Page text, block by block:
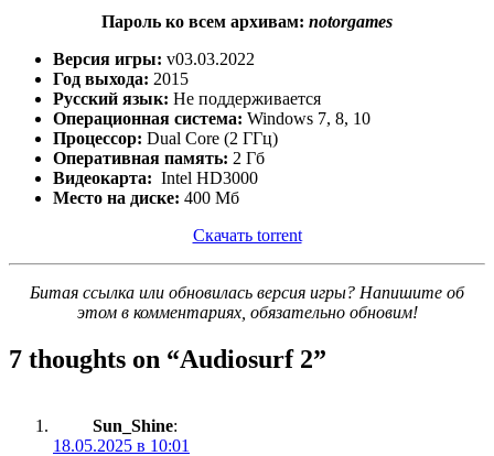
Пароль ко всем архивам: notorgames
Версия игры: v03.03.2022
Год выхода: 2015
Русский язык: Не поддерживается
Операционная система: Windows 7, 8, 10
Процессор: Dual Core (2 ГГц)
Оперативная память: 2 Гб
Видеокарта: Intel HD3000
Место на диске: 400 Мб
Скачать torrent
Битая ссылка или обновилась версия игры? Напишите об
этом в комментариях, обязательно обновим!
7 thoughts on “Audiosurf 2”
Sun_Shine:
18.05.2025 в 10:01